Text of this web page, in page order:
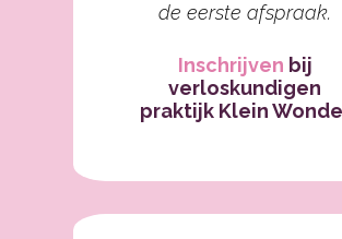
de eerste afspraak.
Inschrijven bij
verloskundigen
praktijk Klein